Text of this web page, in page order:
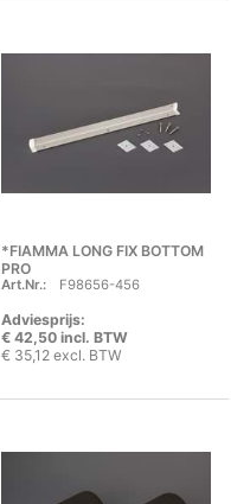
*FIAMMA LONG FIX BOTTOM
PRO
Art.Nr.: F98656-456
Adviesprijs:
€ 42,50 incl. BTW
€ 35,12 excl. BTW